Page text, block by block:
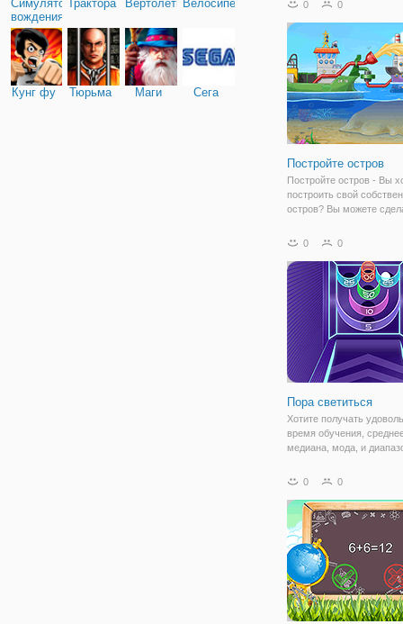
Симулятор
вождения
Трактора ВертолетыВелосипед
Кунг фу Тюрьма Маги Сега
такие как “L” и “I” , легче
0 0
Постройте остров
Постройте остров - Вы
построить свой
остров? Вы можете
платформы помогают
исследовать океан.
строить свой крутой
0 0
Пора светиться
Хотите получать
время обучения,
медиана, мода, и
могут играть в любимые
очки, а затем
0 0